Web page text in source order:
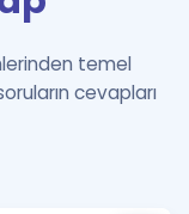
temel
cevapları